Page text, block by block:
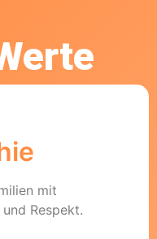
mit
Respekt.